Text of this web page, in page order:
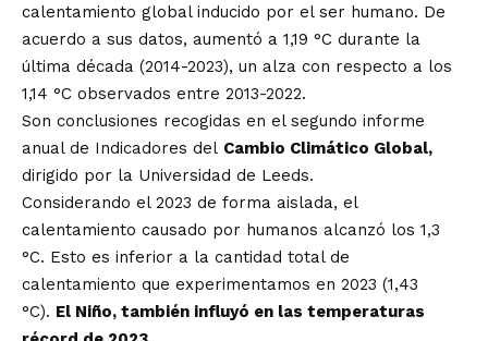
calentamiento global inducido por el ser humano. De
acuerdo a sus datos, aumentó a 1,19 °C durante la
última década (2014-2023), un alza con respecto a los
1,14 °C observados entre 2013-2022.
Son conclusiones recogidas en el segundo informe
anual de Indicadores del Cambio Climático Global,
dirigido por la Universidad de Leeds.
Considerando el 2023 de forma aislada, el
calentamiento causado por humanos alcanzó los 1,3
°C. Esto es inferior a la cantidad total de
calentamiento que experimentamos en 2023 (1,43
°C). El Niño, también influyó en las temperaturas